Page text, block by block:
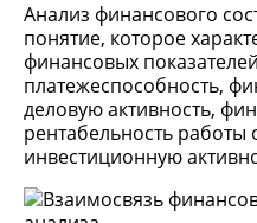
Анализ финансового
понятие, которое
финансовых
платежеспособность,
деловую активность,
рентабельность работы
инвестиционную